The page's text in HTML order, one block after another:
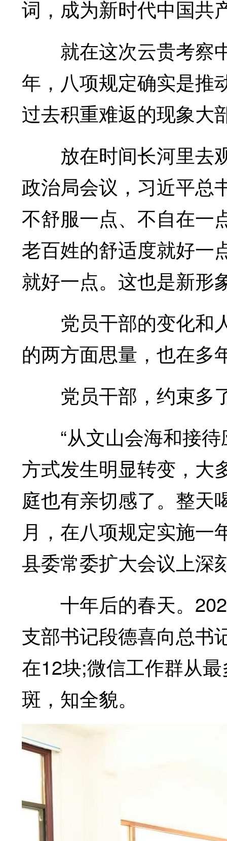
词，成为新时代中国共
就在这次云贵考察中
年，八项规定确实是推
过去积重难返的现象大
放在时间长河里去
政治局会议，习近平总
不舒服一点、不自在一
老百姓的舒适度就好一
就好一点。这也是新形
党员干部的变化和
的两方面思量，也在多
党员干部，约束多了
“从文山会海和接待
方式发生明显转变，大
庭也有亲切感了。整天
月，在八项规定实施一
县委常委扩大会议上深
十年后的春天。
支部书记段德喜向总书
在12块;微信工作群从
斑，知全貌。